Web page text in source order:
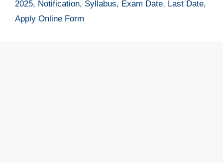
2025, Notification, Syllabus, Exam Date, Last Date,
Apply Online Form